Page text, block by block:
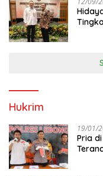
Hukrim
19/01/
Pria